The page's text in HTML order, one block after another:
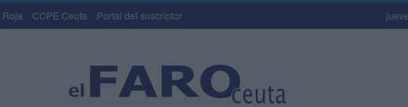
Roja COPE Ceuta Portal del suscriptor